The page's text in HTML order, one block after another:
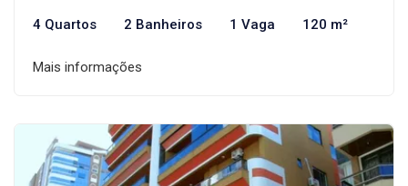
4 Quartos 2 Banheiros 1 Vaga 120 m²
Mais informações